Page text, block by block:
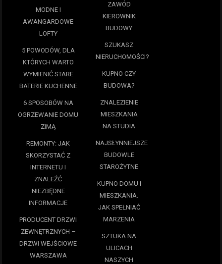
MODNE I
AWANGARDOWE
LOFTY
5 POWODÓW, DLA
KTÓRYCH WARTO
WYMIENIĆ STARE
BATERIE KUCHENNE
6 SPOSOBÓW NA
OGRZEWANIE DOMU
ZIMĄ
REMONTY: JAK
SKORZYSTAĆ Z
INTERNETU I
ZNALEŹĆ
NIEZBĘDNE
INFORMACJE
PRODUCENT DRZWI
ZEWNĘTRZNYCH –
DRZWI WEJŚCIOWE
WARSZAWA
ZAWÓD
KIEROWNIK
BUDOWY
SZUKASZ
NIERUCHOMOŚCI?
KUPNO CZY
BUDOWA?
ZNALEZIENIE
MIESZKANIA
NA STUDIA
NAJSŁYNNIEJSZE
BUDOWLE
STAROŻYTNE
KUPNO DOMU I
MIESZKANIA.
JAK SPEŁNIAĆ
MARZENIA
SZTUKA NA
ULICACH
NASZYCH